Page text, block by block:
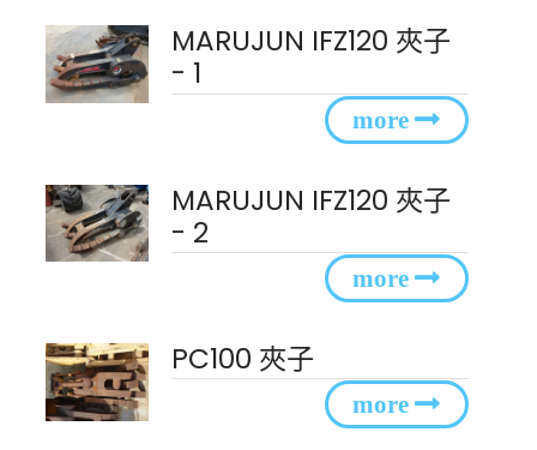
MARUJUN IFZ120 夾子
- 1
MARUJUN IFZ120 夾子
- 2
PC100 夾子